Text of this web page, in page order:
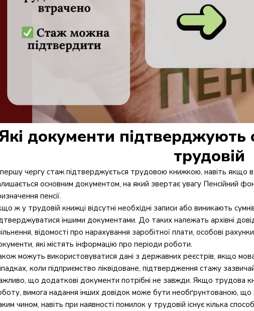
документи
трудовій
чергу стаж підтверджується трудовою книжкою, навіть якщо в
основним документом, на який звертає увагу Пенсійний
пенсії.
ж у трудовій книжці відсутні необхідні записи або виникають
іншими документами. До таких належать архівні
відомості про нарахування заробітної плати, особові
які містять інформацію про періоди роботи.
можуть використовуватися дані з державних реєстрів, якщо
коли підприємство ліквідоване, підтвердження стажу
що додаткові документи потрібні не завжди. Якщо трудова
вимога надання інших довідок може бути необґрунтованою,
чином, навіть при наявності помилок у трудовій існує кілька